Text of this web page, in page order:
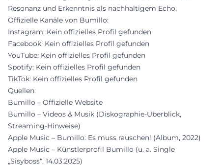
Resonanz und Erkenntnis als nachhaltigem Echo.
Offizielle Kanäle von Bumillo:
Instagram: Kein offizielles Profil gefunden
Facebook: Kein offizielles Profil gefunden
YouTube: Kein offizielles Profil gefunden
Spotify: Kein offizielles Profil gefunden
TikTok: Kein offizielles Profil gefunden
Quellen:
Bumillo – Offizielle Website
Bumillo – Videos & Musik (Diskographie-Überblick,
Streaming-Hinweise)
Apple Music – Bumillo: Es muss rauschen! (Album, 2022)
Apple Music – Künstlerprofil Bumillo (u. a. Single
„Sisyboss“, 14.03.2025)